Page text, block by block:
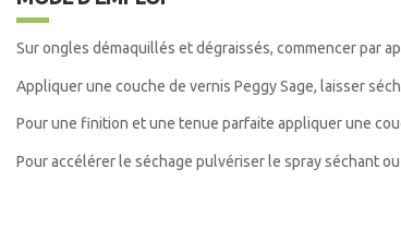
Sur ongles démaquillés et dégraissés, commencer par
Appliquer une couche de vernis Peggy Sage, laisser
Pour une finition et une tenue parfaite appliquer une
Pour accélérer le séchage pulvériser le spray séchant